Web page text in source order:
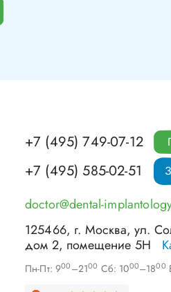
+7 (495) 749-07-12
+7 (495) 585-02-51
doctor@dental-
125466, г. Москва,ул.
дом 2, помещение 5Н
Пн-Пт: 900 –2100 Сб: 1000–1800